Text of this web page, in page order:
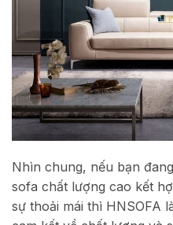
Nhìn chung, nếu bạn
sofa chất lượng cao kết
sự thoải mái thì HNSOFA